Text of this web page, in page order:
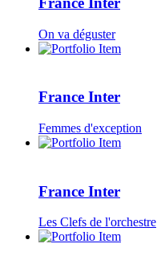
On va déguster
France Inter
Femmes d'exception
France Inter
Les Clefs de l'orchestre